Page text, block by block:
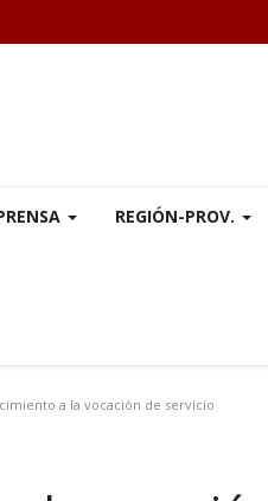
REGIÓN-PROV.
a la vocación de servicio